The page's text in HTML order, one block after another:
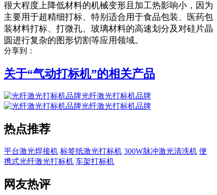
很大程度上降低材料的机械变形且加工热影响小，因为
主要用于超精细打标、特别适合用于食品包装、医药包
装材料打标、打微孔、玻璃材料的高速划分及对硅片晶
圆进行复杂的图形切割等应用领域。
分享到：
关于“气动打标机”的相关产品
光纤激光打标机品牌
光纤激光打标机品牌
热点推荐
平台激光焊接机 标签纸激光打标机 300W脉冲激光清洗机 便
携式光纤激光打标机 车架打标机
网友热评